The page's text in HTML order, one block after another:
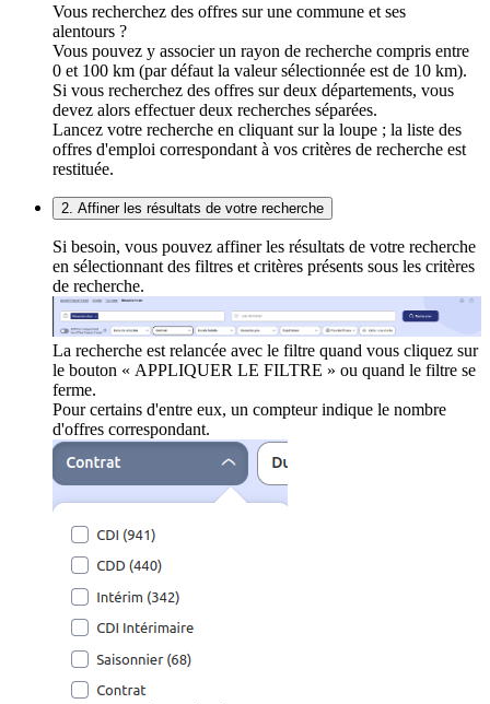
Vous recherchez des offres sur une commune et ses
alentours ?
Vous pouvez y associer un rayon de recherche compris entre
0 et 100 km (par défaut la valeur sélectionnée est de 10 km).
Si vous recherchez des offres sur deux départements, vous
devez alors effectuer deux recherches séparées.
Lancez votre recherche en cliquant sur la loupe ; la liste des
offres d'emploi correspondant à vos critères de recherche est
restituée.
2. Affiner les résultats de votre recherche
Si besoin, vous pouvez affiner les résultats de votre recherche
en sélectionnant des filtres et critères présents sous les critères
de recherche.
La recherche est relancée avec le filtre quand vous cliquez sur
le bouton « APPLIQUER LE FILTRE » ou quand le filtre se
ferme.
Pour certains d'entre eux, un compteur indique le nombre
d'offres correspondant.